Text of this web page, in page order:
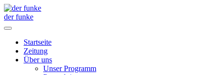
der funke
Startseite
Zeitung
Über uns
Unser Programm